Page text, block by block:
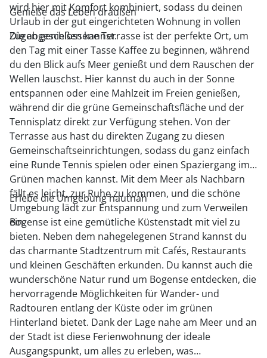
wird hier mit Komfort kombiniert, sodass du deinen
Urlaub in der gut eingerichteten Wohnung in vollen
Zügen genießen kannst.
Genieße das Leben draußen
Die abgeschlossene Terrasse ist der perfekte Ort, um
den Tag mit einer Tasse Kaffee zu beginnen, während
du den Blick aufs Meer genießt und dem Rauschen der
Wellen lauschst. Hier kannst du auch in der Sonne
entspannen oder eine Mahlzeit im Freien genießen,
während dir die grüne Gemeinschaftsfläche und der
Tennisplatz direkt zur Verfügung stehen. Von der
Terrasse aus hast du direkten Zugang zu diesen
Gemeinschaftseinrichtungen, sodass du ganz einfach
eine Runde Tennis spielen oder einen Spaziergang im
Grünen machen kannst. Mit dem Meer als Nachbarn
fällt es leicht, zur Ruhe zu kommen, und die schöne
Umgebung lädt zur Entspannung und zum Verweilen
ein.
Erlebe die Umgebung hautnah
Bogense ist eine gemütliche Küstenstadt mit viel zu
bieten. Neben dem nahegelegenen Strand kannst du
das charmante Stadtzentrum mit Cafés, Restaurants
und kleinen Geschäften erkunden. Du kannst auch die
wunderschöne Natur rund um Bogense entdecken, die
hervorragende Möglichkeiten für Wander- und
Radtouren entlang der Küste oder im grünen
Hinterland bietet. Dank der Lage nahe am Meer und an
der Stadt ist diese Ferienwohnung der ideale
Ausgangspunkt, um alles zu erleben, was